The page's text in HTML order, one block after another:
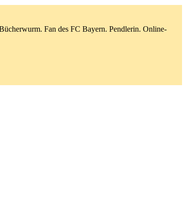
Fan des FC Bayern. Pendlerin. Online-